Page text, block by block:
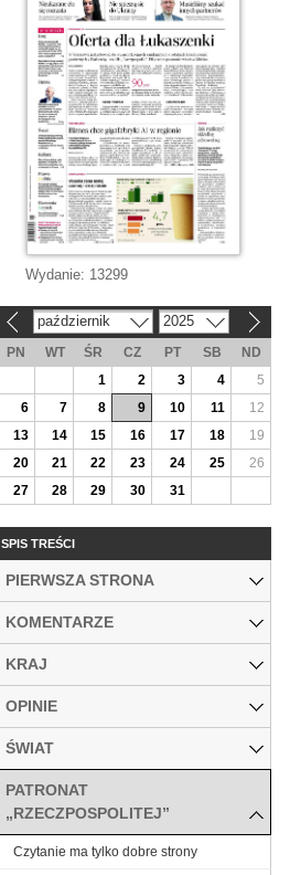
Wydanie: 13299
październik 2025
PN WT ŚR CZ PT SB
ND
1
2 3 4
5
6
7 8 9 10 11
12
13
14 15 16 17 18
19
20
21 22 23 24 25
26
27
28 29 30 31
SPIS TREŚCI
PIERWSZA STRONA
KOMENTARZE
KRAJ
OPINIE
ŚWIAT
PATRONAT
„RZECZPOSPOLITEJ”
Czytanie ma tylko dobre strony